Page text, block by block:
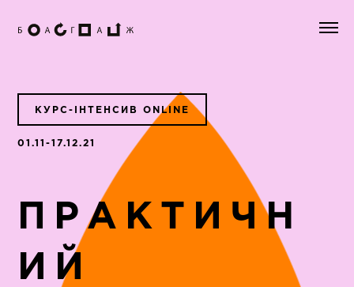
КУРС-ІНТЕНСИВ ONLINE
01.11-17.12.21
ПРАКТИЧН
ИЙ